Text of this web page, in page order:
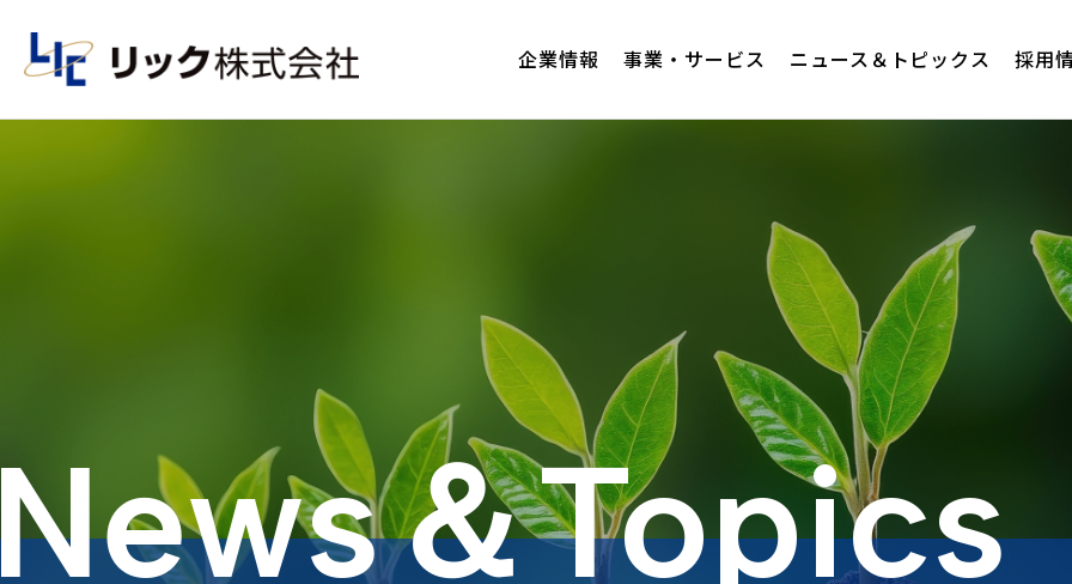
企業情報 事業・サービス ニュース＆トピックス 採用
＆Topics